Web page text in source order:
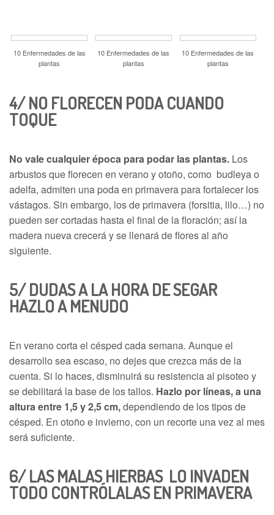
10 Enfermedades de las
plantas
10 Enfermedades de las
plantas
10 Enfermedades de las
plantas
4/NO FLORECEN PODA CUANDO
TOQUE
No vale cualquier época para podar las plantas. Los
arbustos que florecen en verano y otoño, como budleya o
adelfa, admiten una poda en primavera para fortalecer los
vástagos. Sin embargo, los de primavera (forsitia, lilo…) no
pueden ser cortadas hasta el final de la floración; así la
madera nueva crecerá y se llenará de flores al año
siguiente.
5/DUDAS A LA HORA DE SEGAR
HAZLO A MENUDO
En verano corta el césped cada semana. Aunque el
desarrollo sea escaso, no dejes que crezca más de la
cuenta. Si lo haces, disminuirá su resistencia al pisoteo y
se debilitará la base de los tallos. Hazlo por líneas, a una
altura entre 1,5 y 2,5 cm,dependiendo de los tipos de
césped. En otoño e invierno, con un recorte una vez al mes
será suficiente.
6/LAS MALAS HIERBAS LO INVADEN
TODO CONTRÓLALAS EN PRIMAVERA